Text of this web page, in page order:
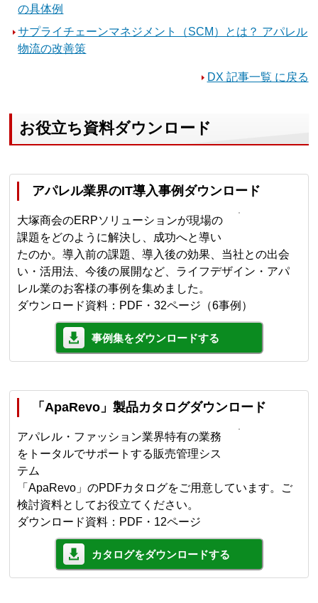
の具体例
サプライチェーンマネジメント（SCM）とは？ アパレル
物流の改善策
DX 記事一覧 に戻る
お役立ち資料ダウンロード
アパレル業界のIT導入事例ダウンロード
大塚商会のERPソリューションが現場の
課題をどのように解決し、成功へと導い
たのか。導入前の課題、導入後の効果、当社との出会
い・活用法、今後の展開など、ライフデザイン・アパ
レル業のお客様の事例を集めました。
ダウンロード資料：PDF・32ページ（6事例）
事例集をダウンロードする
「ApaRevo」製品カタログダウンロード
アパレル・ファッション業界特有の業務
をトータルでサポートする販売管理シス
テム
「ApaRevo」のPDFカタログをご用意しています。ご
検討資料としてお役立てください。
ダウンロード資料：PDF・12ページ
カタログをダウンロードする